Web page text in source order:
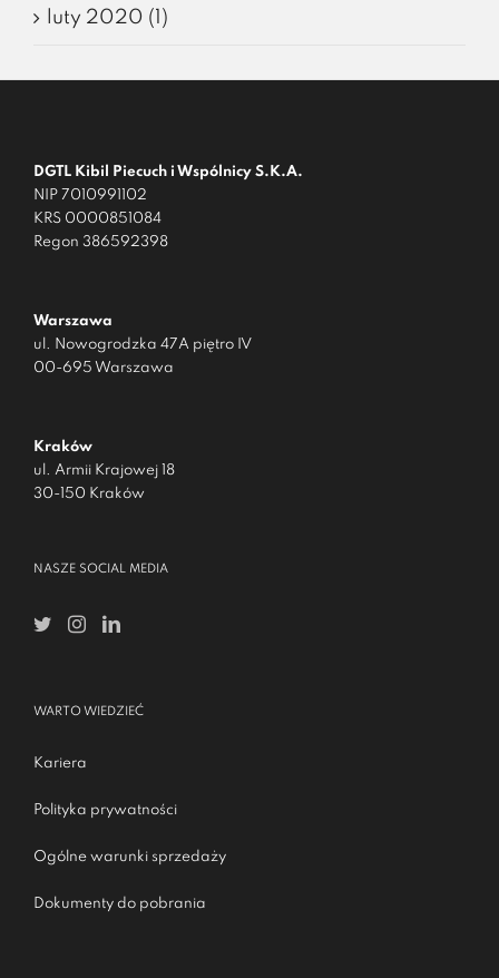
luty 2020 (1)
DGTL Kibil Piecuch i Wspólnicy S.K.A.
NIP 7010991102
KRS 0000851084
Regon 386592398
Warszawa
ul. Nowogrodzka 47A piętro IV
00-695 Warszawa
Kraków
ul. Armii Krajowej 18
30-150 Kraków
NASZE SOCIAL MEDIA
WARTO WIEDZIEĆ
Kariera
Polityka prywatności
Ogólne warunki sprzedaży
Dokumenty do pobrania